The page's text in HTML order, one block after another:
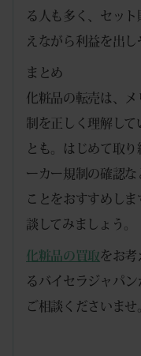
る人も多く、セッ
えながら利益を出し
まとめ
化粧品の転売は、
制を正しく理解して
とも。はじめて取
ーカー規制の確認
ことをおすすめしま
談してみましょう。
化粧品の買取をお考
るバイセラジャパ
ご相談くださいませ